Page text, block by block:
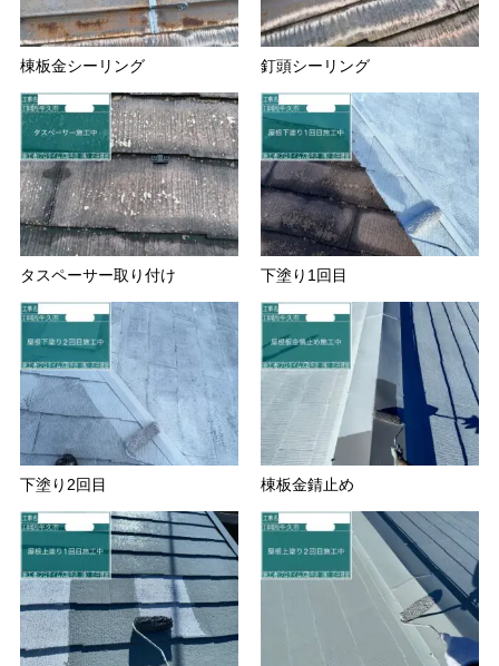
棟板金シーリング 釘頭シーリング
タスペーサー取り付け 下塗り1回目
下塗り2回目 棟板金錆止め